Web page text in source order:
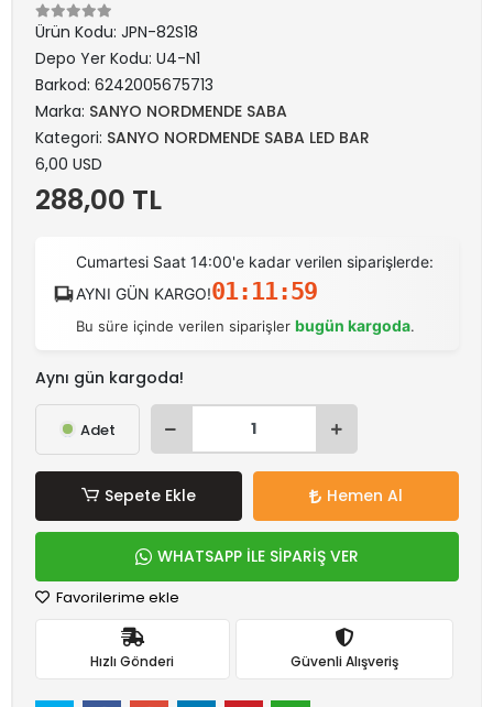
Ürün Kodu: JPN-82S18
Depo Yer Kodu: U4-N1
Barkod: 6242005675713
Marka: SANYO NORDMENDE SABA
Kategori: SANYO NORDMENDE SABA LED BAR
6,00 USD
288,00 TL
Cumartesi Saat 14:00'e kadar verilen siparişlerde:
AYNI GÜN KARGO!01:11:59
Bu süre içinde verilen siparişler bugün kargoda.
Aynı gün kargoda!
Adet
Sepete Ekle Hemen Al
WHATSAPP İLE SİPARİŞ VER
Favorilerime ekle
Hızlı Gönderi Güvenli Alışveriş